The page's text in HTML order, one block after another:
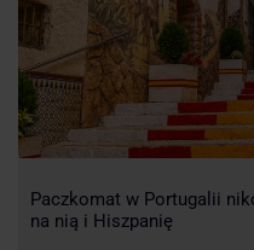
Paczkomat w Portugalii
na nią i Hiszpanię